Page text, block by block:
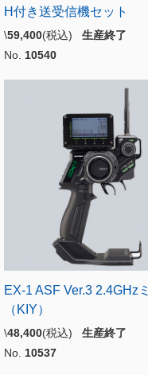
H付き送受信機セット
\59,400(税込) 生産終了
No. 10540
EX-1 ASF Ver.3 2.4GHz
（KIY）
\48,400(税込) 生産終了
No. 10537